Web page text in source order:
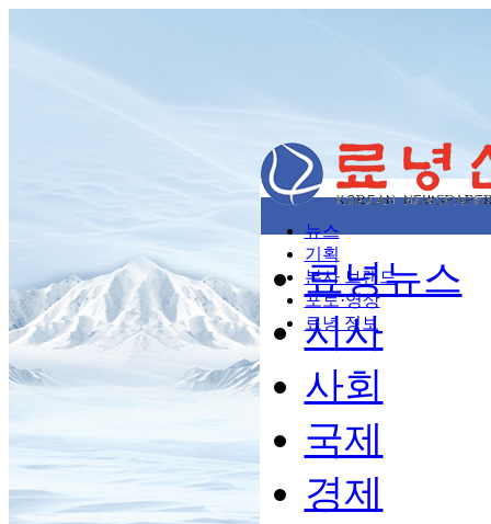
뉴스
기획
본사 브랜드
포토·영상
료녕 정보
료녕뉴스
시사
사회
국제
경제